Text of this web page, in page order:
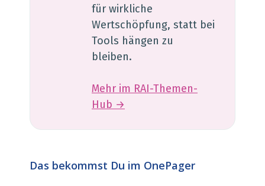
für wirkliche
Wertschöpfung, statt bei
Tools hängen zu
bleiben.
Mehr im RAI-Themen-
Hub →
Das bekommst Du im OnePager